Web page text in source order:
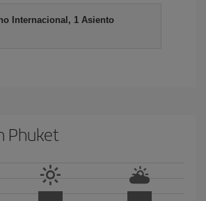
Internacional, 1 Asiento
Phuket